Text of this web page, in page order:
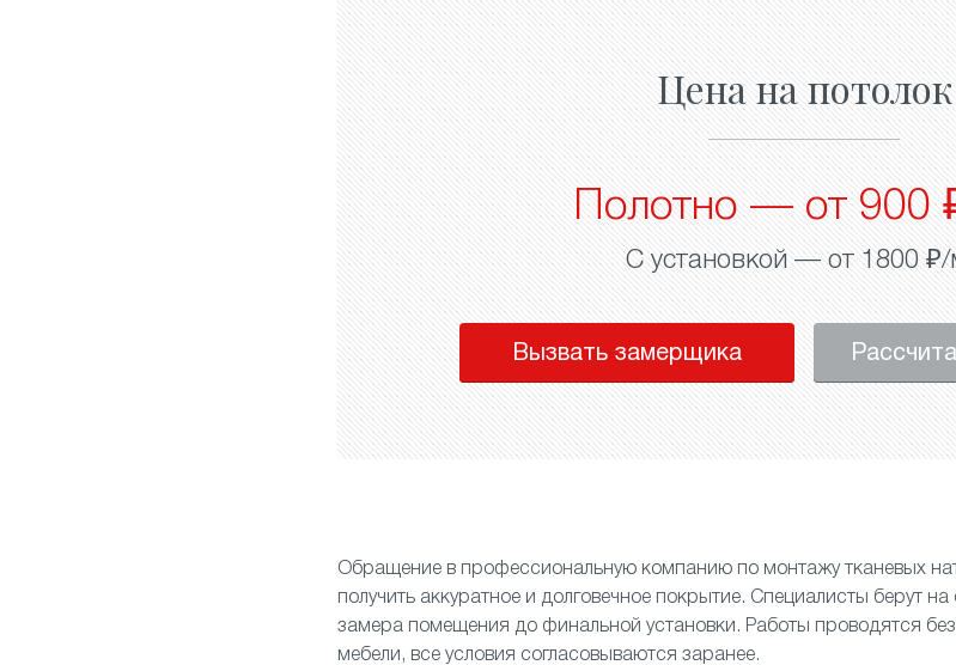
Цена на потолок
Полотно — от 900
С установкой — от 1800 ₽/
Вызвать замерщика
Обращение в профессиональную компанию по монтажу тканевых
получить аккуратное и долговечное покрытие. Специалисты берут
замера помещения до финальной установки. Работы проводятся
мебели, все условия согласовываются заранее.